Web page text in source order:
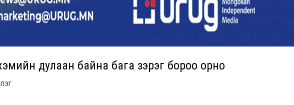
дулаан байна бага зэрэг бороо орно